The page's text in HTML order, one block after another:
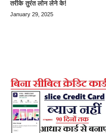
तरीके तुरंत लोन लेने के!
January 29, 2025